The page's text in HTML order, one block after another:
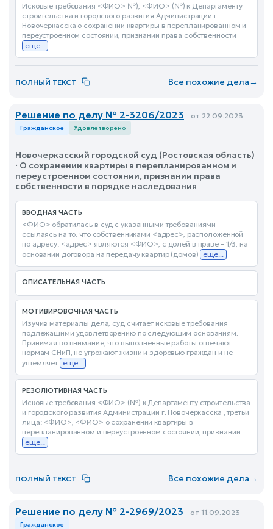
Исковые требования <ФИО> №), <ФИО> (№) к Департаменту
строительства и городского развития Администрации г.
Новочеркасска о сохранении квартиры в перепланированном и
переустроенном состоянии, признании права собственности
еще...
ПОЛНЫЙ ТЕКСТ Все похожие дела→
Решение по делу № 2-3206/2023 от 22.09.2023
Гражданское Удовлетворено
Новочеркасский городской суд (Ростовская область)
· О сохранении квартиры в перепланированном и
переустроенном состоянии, признании права
собственности в порядке наследования
ВВОДНАЯ ЧАСТЬ
<ФИО> обратилась в суд с указанными требованиями
ссылаясь на то, что собственниками <адрес>, расположенной
по адресу: <адрес> являются <ФИО>, с долей в праве – 1/3, на
основании договора на передачу квартир (домов) еще...
ОПИСАТЕЛЬНАЯ ЧАСТЬ
МОТИВИРОВОЧНАЯ ЧАСТЬ
Изучив материалы дела, суд считает исковые требования
подлежащими удовлетворению по следующим основаниям.
Принимая во внимание, что выполненные работы отвечают
нормам СНиП, не угрожают жизни и здоровью граждан и не
ущемляет еще...
РЕЗОЛЮТИВНАЯ ЧАСТЬ
Исковые требования <ФИО> (№) к Департаменту строительства
и городского развития Администрации г. Новочеркасска , третьи
лица: <ФИО>, <ФИО> о сохранении квартиры в
перепланированном и переустроенном состоянии, признании
еще...
ПОЛНЫЙ ТЕКСТ Все похожие дела→
Решение по делу № 2-2969/2023 от 11.09.2023
Гражданское